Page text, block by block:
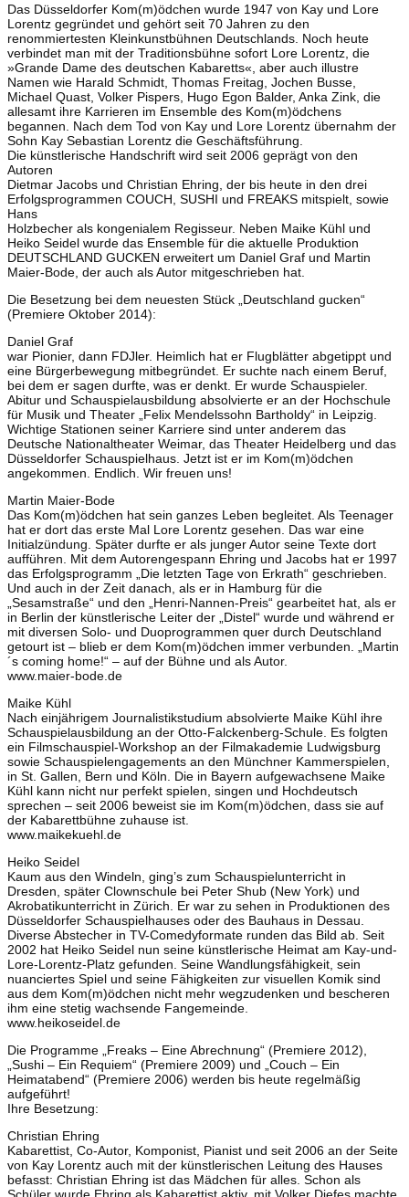
Das Düsseldorfer Kom(m)ödchen wurde 1947 von Kay und Lore
Lorentz gegründet und gehört seit 70 Jahren zu den
renommiertesten Kleinkunstbühnen Deutschlands. Noch heute
verbindet man mit der Traditionsbühne sofort Lore Lorentz, die
»Grande Dame des deutschen Kabaretts«, aber auch illustre
Namen wie Harald Schmidt, Thomas Freitag, Jochen Busse,
Michael Quast, Volker Pispers, Hugo Egon Balder, Anka Zink, die
allesamt ihre Karrieren im Ensemble des Kom(m)ödchens
begannen. Nach dem Tod von Kay und Lore Lorentz übernahm der
Sohn Kay Sebastian Lorentz die Geschäftsführung.
Die künstlerische Handschrift wird seit 2006 geprägt von den
Autoren
Dietmar Jacobs und Christian Ehring, der bis heute in den drei
Erfolgsprogrammen COUCH, SUSHI und FREAKS mitspielt, sowie
Hans
Holzbecher als kongenialem Regisseur. Neben Maike Kühl und
Heiko Seidel wurde das Ensemble für die aktuelle Produktion
DEUTSCHLAND GUCKEN erweitert um Daniel Graf und Martin
Maier-Bode, der auch als Autor mitgeschrieben hat.
Die Besetzung bei dem neuesten Stück „Deutschland gucken“
(Premiere Oktober 2014):
Daniel Graf
war Pionier, dann FDJler. Heimlich hat er Flugblätter abgetippt und
eine Bürgerbewegung mitbegründet. Er suchte nach einem Beruf,
bei dem er sagen durfte, was er denkt. Er wurde Schauspieler.
Abitur und Schauspielausbildung absolvierte er an der Hochschule
für Musik und Theater „Felix Mendelssohn Bartholdy“ in Leipzig.
Wichtige Stationen seiner Karriere sind unter anderem das
Deutsche Nationaltheater Weimar, das Theater Heidelberg und das
Düsseldorfer Schauspielhaus. Jetzt ist er im Kom(m)ödchen
angekommen. Endlich. Wir freuen uns!
Martin Maier-Bode
Das Kom(m)ödchen hat sein ganzes Leben begleitet. Als Teenager
hat er dort das erste Mal Lore Lorentz gesehen. Das war eine
Initialzündung. Später durfte er als junger Autor seine Texte dort
aufführen. Mit dem Autorengespann Ehring und Jacobs hat er 1997
das Erfolgsprogramm „Die letzten Tage von Erkrath“ geschrieben.
Und auch in der Zeit danach, als er in Hamburg für die
„Sesamstraße“ und den „Henri-Nannen-Preis“ gearbeitet hat, als er
in Berlin der künstlerische Leiter der „Distel“ wurde und während er
mit diversen Solo- und Duoprogrammen quer durch Deutschland
getourt ist – blieb er dem Kom(m)ödchen immer verbunden. „Martin
´s coming home!“ – auf der Bühne und als Autor.
www.maier-bode.de
Maike Kühl
Nach einjährigem Journalistikstudium absolvierte Maike Kühl ihre
Schauspielausbildung an der Otto-Falckenberg-Schule. Es folgten
ein Filmschauspiel-Workshop an der Filmakademie Ludwigsburg
sowie Schauspielengagements an den Münchner Kammerspielen,
in St. Gallen, Bern und Köln. Die in Bayern aufgewachsene Maike
Kühl kann nicht nur perfekt spielen, singen und Hochdeutsch
sprechen – seit 2006 beweist sie im Kom(m)ödchen, dass sie auf
der Kabarettbühne zuhause ist.
www.maikekuehl.de
Heiko Seidel
Kaum aus den Windeln, ging’s zum Schauspielunterricht in
Dresden, später Clownschule bei Peter Shub (New York) und
Akrobatikunterricht in Zürich. Er war zu sehen in Produktionen des
Düsseldorfer Schauspielhauses oder des Bauhaus in Dessau.
Diverse Abstecher in TV-Comedyformate runden das Bild ab. Seit
2002 hat Heiko Seidel nun seine künstlerische Heimat am Kay-und-
Lore-Lorentz-Platz gefunden. Seine Wandlungsfähigkeit, sein
nuanciertes Spiel und seine Fähigkeiten zur visuellen Komik sind
aus dem Kom(m)ödchen nicht mehr wegzudenken und bescheren
ihm eine stetig wachsende Fangemeinde.
www.heikoseidel.de
Die Programme „Freaks – Eine Abrechnung“ (Premiere 2012),
„Sushi – Ein Requiem“ (Premiere 2009) und „Couch – Ein
Heimatabend“ (Premiere 2006) werden bis heute regelmäßig
aufgeführt!
Ihre Besetzung:
Christian Ehring
Kabarettist, Co-Autor, Komponist, Pianist und seit 2006 an der Seite
von Kay Lorentz auch mit der künstlerischen Leitung des Hauses
befasst: Christian Ehring ist das Mädchen für alles. Schon als
Schüler wurde Ehring als Kabarettist aktiv, mit Volker Diefes machte